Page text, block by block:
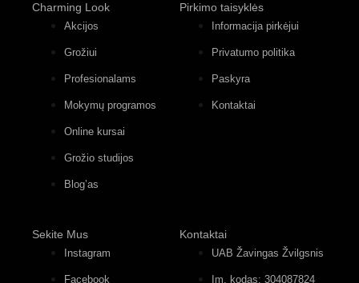
Charming Look
Akcijos
Grožiui
Profesionalams
Mokymų programos
Online kursai
Grožio studijos
Blog’as
Pirkimo taisyklės
Informacija pirkėjui
Privatumo politika
Paskyra
Kontaktai
Sekite Mus
Instagram
Facebook
Kontaktai
UAB Žavingas Žvilgsnis
Įm. kodas: 304087824